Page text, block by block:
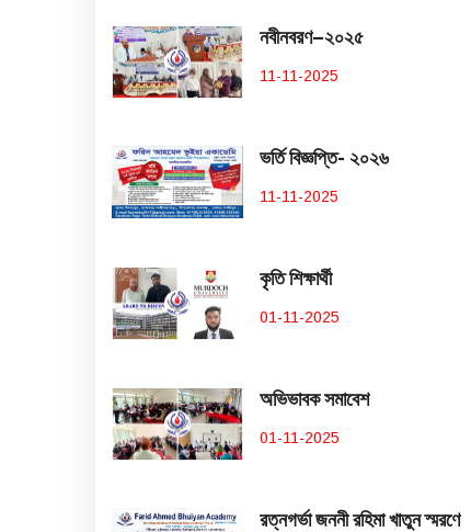
নবীনবরণ–২০২৫
11-11-2025
ভর্তি বিজ্ঞপ্তি- ২০২৬
11-11-2025
কৃতি শিক্ষার্থী
01-11-2025
অভিভাবক সমাবেশ
01-11-2025
রত্নগর্ভা জননী রহিমা খাতুন স্মরণে